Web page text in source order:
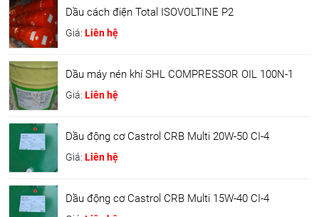
Dầu cách điện Total ISOVOLTINE P2
Giá: Liên hệ
Dầu máy nén khí SHL COMPRESSOR OIL 100N-1
Giá: Liên hệ
Dầu động cơ Castrol CRB Multi 20W-50 CI-4
Giá: Liên hệ
Dầu động cơ Castrol CRB Multi 15W-40 CI-4